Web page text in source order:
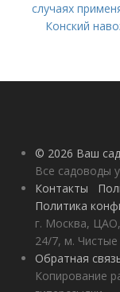
случаях
Конский
© 2026 Ваш сад
Все садоводы
Контакты
Политика
г. Москва,
24/7, м.
Обратная
Копирование